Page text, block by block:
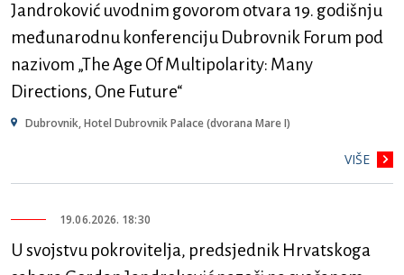
Jandroković uvodnim govorom otvara 19. godišnju
međunarodnu konferenciju Dubrovnik Forum pod
nazivom „The Age Of Multipolarity: Many
Directions, One Future“
Dubrovnik, Hotel Dubrovnik Palace (dvorana Mare I)
VIŠE
19.06.2026. 18:30
U svojstvu pokrovitelja, predsjednik Hrvatskoga